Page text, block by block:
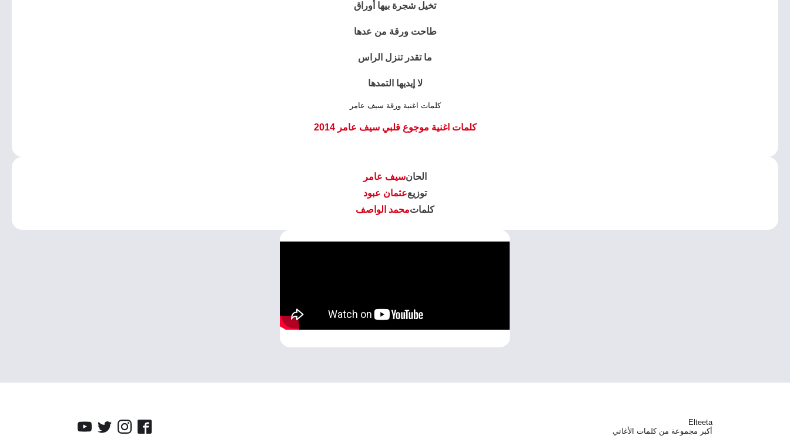
تخيل شجرة بيها أوراق
طاحت ورقة من عدها
ما تقدر تنزل الراس
لا إيديها التمدها
كلمات اغنية ورقة سيف عامر
كلمات اغنية موجوع قلبي سيف عامر 2014
الحانسيف عامر
توزيععثمان عبود
كلماتمحمد الواصف
Elteeta
أكبر مجموعة من كلمات الأغاني